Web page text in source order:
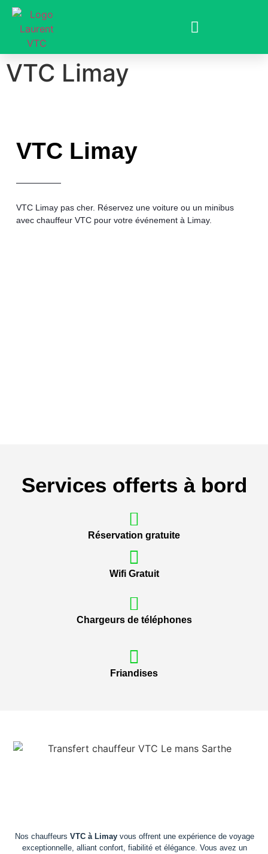
VTC Limay
VTC Limay
VTC Limaypas cher. Réservez une voiture ou un minibus
avec chauffeur VTC pour votre événement à Limay.
Services offerts à bord
Réservation gratuite
Wifi Gratuit
Chargeurs de téléphones
Friandises
Nos chauffeurs VTC à Limay vous offrent une expérience de voyage
exceptionnelle, alliant confort, fiabilité et élégance. Vous avez un